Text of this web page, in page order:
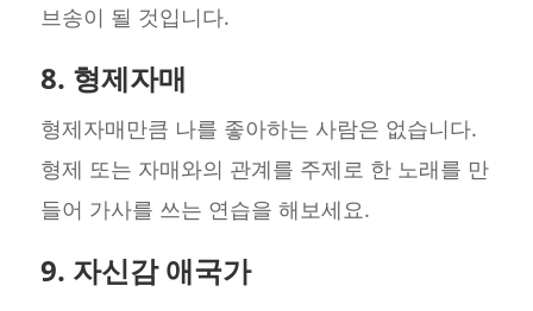
브송이 될 것입니다.
8. 형제자매
형제자매만큼 나를 좋아하는 사람은 없습니다.
형제 또는 자매와의 관계를 주제로 한 노래를 만
들어 가사를 쓰는 연습을 해보세요.
9. 자신감 애국가